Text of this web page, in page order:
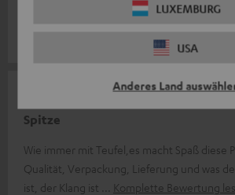
LUXEMBURG
USA
Anderes Land
Ingenieure von Teufel.
Spitze
Wie immer mit Teufel,es macht Spaß diese
Qualität, Verpackung, Lieferung und was
ist, der Klang ist
Komplette Bewertung